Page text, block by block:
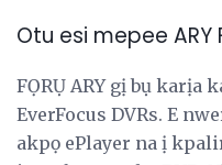
Otu esi mepee ARY
FỌRỤ ARY gị bụ karịa
EverFocus DVRs. E
akpọ ePlayer na ị